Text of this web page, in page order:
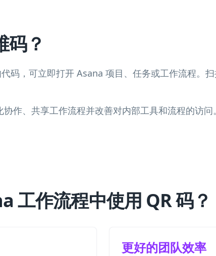
码？
码，可立即打开 Asana 项目、任务或工作流程。
作、共享工作流程并改善对内部工具和流程的访问
工作流程中使用 QR 码？
更好的团队效率